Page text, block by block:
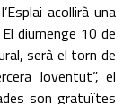
acollirà una
diumenge 10 de
serà el torn de
Joventut”, el
son gratuïtes